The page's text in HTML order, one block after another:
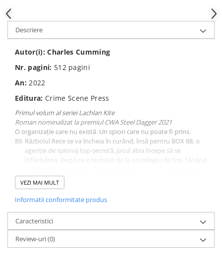
Descriere
Autor(i):Charles Cumming
Nr. pagini: 512 pagini
An: 2022
Editura: Crime Scene Press
Primul volum al seriei Lachlan Kite
Roman nominalizat la premiul CWA Steel Dagger 2021
O organizație care nu există. Un spion care nu poate fi prins.
Războiul Rece se va încheia în curând, însă pentru BOX 88, o
agenție de spionaj top-secretă, jocul abia începe să se
înfierbânte. După ce e recrutat de la un colegiu de top, tânărul
poate despre un enigmatic afacerist iranian implicat în
atentatul de la Lockerbie. Însă Kite descoperă ceva mai
cumplit decât și-ar fi imaginat oricine, iar acum e pus în fața
MI5 află zvonuri despre existența BOX 88 și pleacă pe urmele
lui Kite – dar serviciile iraniene ajung înaintea lor. Capturat și
supus torturii, Kite trebuie să aleagă dacă să dezvăluie
adevărul despre Franța sau să-și vadă familia ucisă.
VEZI MAI MULT
Informatii conformitate produs
Caracteristici
Review-uri(0)